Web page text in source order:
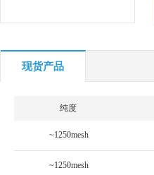
现货产品
纯度
~1250mesh
~1250mesh